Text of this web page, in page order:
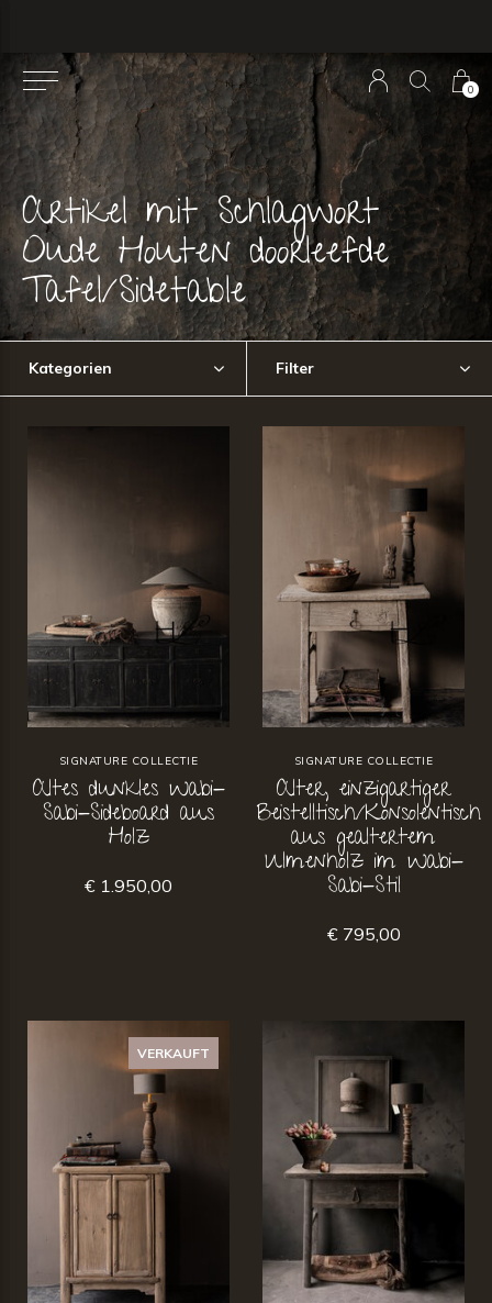
0
Artikel mit Schlagwort
Oude Houten doorleefde
Tafel/Sidetable
Kategorien Filter
SIGNATURE COLLECTIE
Altes dunkles Wabi-
Sabi-Sideboard aus
Holz
€ 1.950,00
SIGNATURE COLLECTIE
Alter, einzigartiger
Beistelltisch/Konsolentisch
aus gealtertem
Ulmenholz im Wabi-
Sabi-Stil
€ 795,00
VERKAUFT